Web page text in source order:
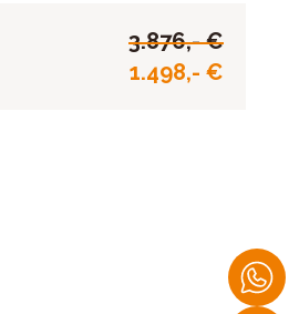
3.876,- €
1.498,- €